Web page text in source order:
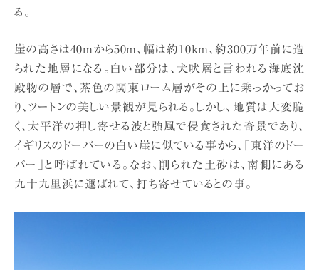
る。
崖の高さは40mから50m、幅は約10km、約300万年前に造
られた地層になる。白い部分は、犬吠層と言われる海底沈
殿物の層で、茶色の関東ローム層がその上に乗っかってお
り、ツートンの美しい景観が見られる。しかし、地質は大変脆
く、太平洋の押し寄せる波と強風で侵食された奇景であり、
イギリスのドーバーの白い崖に似ている事から、「東洋のドー
バー」と呼ばれている。なお、削られた土砂は、南側にある
九十九里浜に運ばれて、打ち寄せているとの事。